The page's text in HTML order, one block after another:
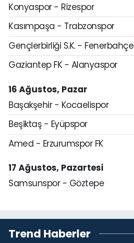
Konyaspor - Rizespor
Kasımpaşa - Trabzonspor
Gençlerbirliği S.K. - Fenerbahçe
Gaziantep FK - Alanyaspor
16 Ağustos, Pazar
Başakşehir - Kocaelispor
Beşiktaş - Eyüpspor
Amed - Erzurumspor FK
17 Ağustos, Pazartesi
Samsunspor - Göztepe
Trend Haberler